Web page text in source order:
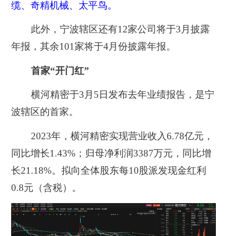
缆、奇精机械、太平鸟。
此外，宁波辖区还有12家公司将于3月披露
年报，其余101家将于4月份披露年报。
首家“开门红”
横河精密于3月5日发布去年业绩报告，是宁
波辖区的首家。
2023年，横河精密实现营业收入6.78亿元，
同比增长1.43%；归母净利润3387万元，同比增
长21.18%。拟向全体股东每10股派发现金红利
0.8元（含税）。